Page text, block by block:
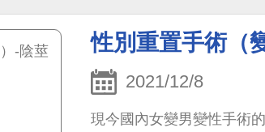
性別重置手術（
2021/12/8
現今國內女變男變性手術